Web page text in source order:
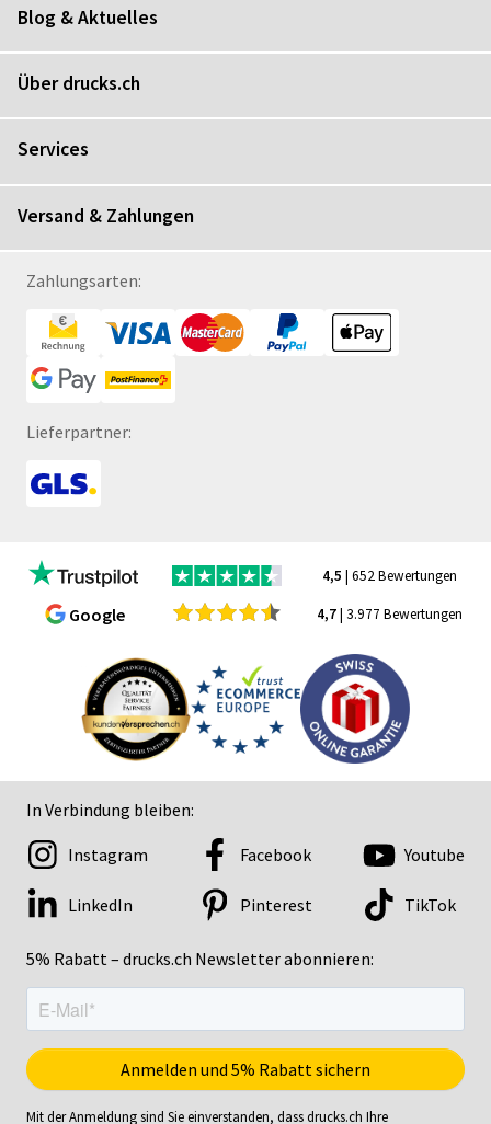
Blog & Aktuelles
Über drucks.ch
Services
Versand & Zahlungen
Zahlungsarten:
Lieferpartner:
4,5 | 652 Bewertungen
Google 4,7| 3.977 Bewertungen
In Verbindung bleiben:
5% Rabatt – drucks.ch Newsletter abonnieren:
Instagram Facebook Youtube
LinkedIn Pinterest TikTok
Mit der Anmeldung sind Sie einverstanden, dass drucks.ch Ihre